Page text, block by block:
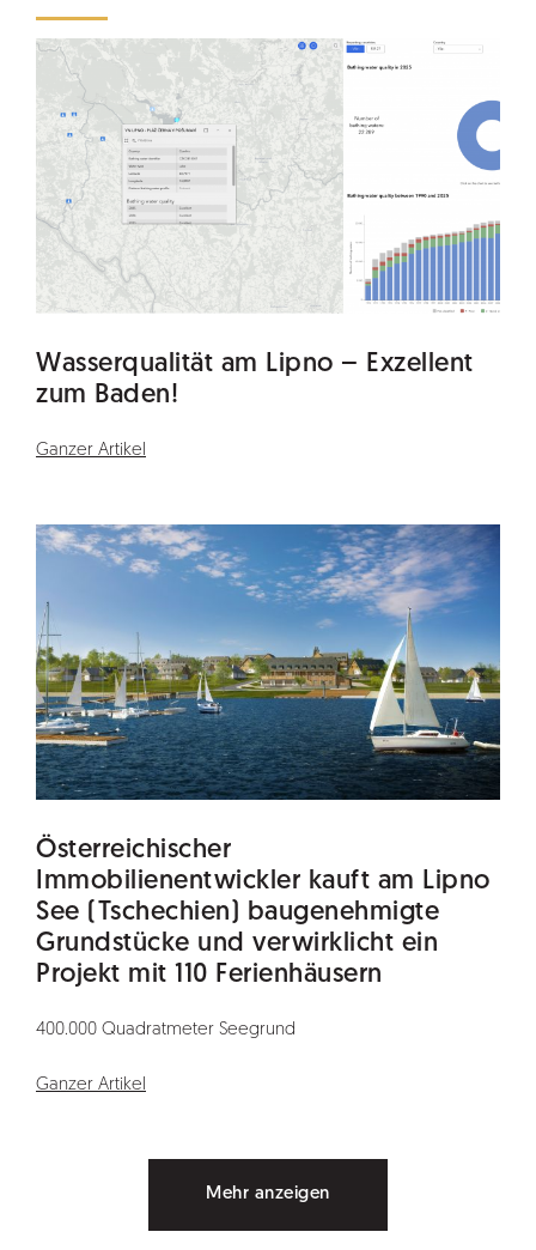
Wasserqualität am Lipno – Exzellent
zum Baden!
Ganzer Artikel
Österreichischer
Immobilienentwickler kauft am Lipno
See (Tschechien) baugenehmigte
Grundstücke und verwirklicht ein
Projekt mit 110 Ferienhäusern
400.000 Quadratmeter Seegrund
Ganzer Artikel
Mehr anzeigen